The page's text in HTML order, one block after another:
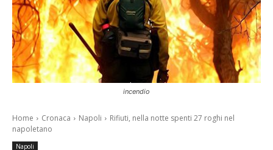
incendio
Home Cronaca Napoli
Rifiuti, nella notte spenti 27 roghi nel
napoletano
Napoli